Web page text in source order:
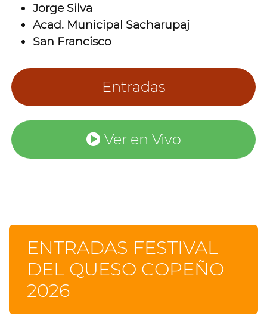
Jorge Silva
Acad. Municipal Sacharupaj
San Francisco
Entradas
Ver en Vivo
ENTRADAS FESTIVAL
DEL QUESO COPEÑO
2026